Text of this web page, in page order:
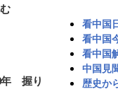
年 握り
看中国
看中国
看中国
中国見
歴史か